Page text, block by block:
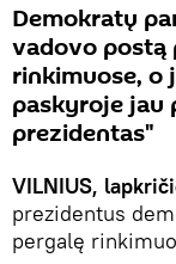
Demokratų
vadovo postą
rinkimuose, o
paskyroje jau
prezidentas"
VILNIUS,
prezidentus
pergalę